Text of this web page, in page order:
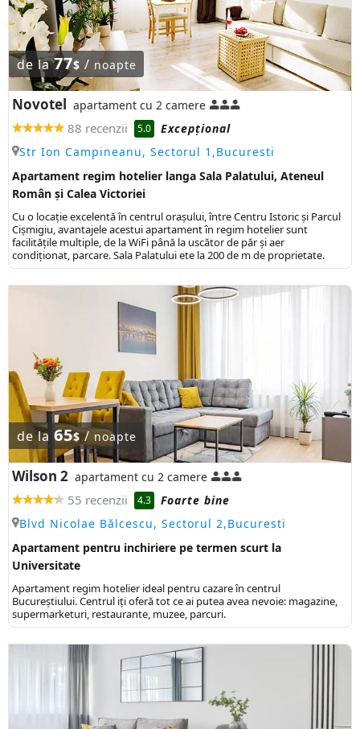
de la77$ / noapte
Novotel apartament cu 2 camere
88 recenzii 5.0
Excepţional
Str Ion Campineanu, Sectorul 1,Bucuresti
Apartament regim hotelier langa Sala Palatului, Ateneul
Român și Calea Victoriei
Cu o locație excelentă în centrul orașului, între Centru Istoric și Parcul
Cișmigiu, avantajele acestui apartament în regim hotelier sunt
facilitățile multiple, de la WiFi până la uscător de păr și aer
condiționat, parcare. Sala Palatului ete la 200 de m de proprietate.
de la 65$/ noapte
Wilson 2 apartament cu 2 camere
55 recenzii 4.3
Foarte bine
Blvd Nicolae Bălcescu, Sectorul 2,Bucuresti
Apartament pentru inchiriere pe termen scurt la
Universitate
Apartament regim hotelier ideal pentru cazare în centrul
Bucureștiului. Centrul iți oferă tot ce ai putea avea nevoie: magazine,
supermarketuri, restaurante, muzee, parcuri.